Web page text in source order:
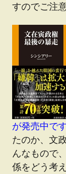
すのでご注
が発売中で
たのか、文
んなもので
係をどう考